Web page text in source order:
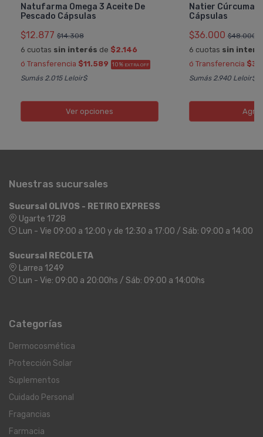
Natufarma Omega 3 Aceite De
Pescado Cápsulas
$12.877 $14.308
6 cuotas sin interés de $2.146
ó Transferencia $11.589 10% EXTRA OFF
Sumás 2.015 Leloir$
Ver opciones
Natier Cúrcuma
Cápsulas
$36.000 $48.000
6 cuotas sin
ó Transferencia
Sumás 2.940 Leloir$
Nuestras sucursales
Sucursal OLIVOS - RETIRO EXPRESS
Ugarte 1728
Lun - Vie 09:00 a 12:00 y de 12:30 a 17:00 / Sáb: 09:00 a 14:00
Sucursal RECOLETA
Larrea 1249
Lun - Vie: 09:00 a 20:00hs / Sáb: 09:00 a 14:00hs
Categorías
Dermocosmética
Protección Solar
Suplementos
Cuidado Personal
Fragancias
Farmacia